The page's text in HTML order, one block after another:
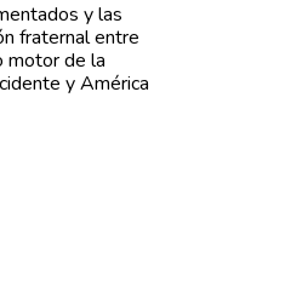
y las
fraternal entre
motor de la
y América